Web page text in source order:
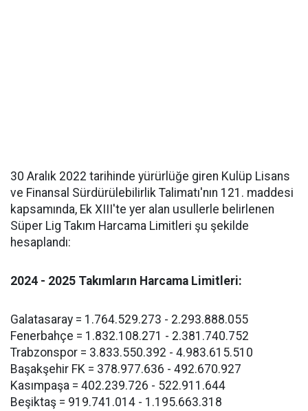
30 Aralık 2022 tarihinde yürürlüğe giren Kulüp Lisans
ve Finansal Sürdürülebilirlik Talimatı'nın 121. maddesi
kapsamında, Ek XIII'te yer alan usullerle belirlenen
Süper Lig Takım Harcama Limitleri şu şekilde
hesaplandı:
2024 - 2025 Takımların Harcama Limitleri:
Galatasaray = 1.764.529.273 - 2.293.888.055
Fenerbahçe = 1.832.108.271 - 2.381.740.752
Trabzonspor = 3.833.550.392 - 4.983.615.510
Başakşehir FK = 378.977.636 - 492.670.927
Kasımpaşa = 402.239.726 - 522.911.644
Beşiktaş = 919.741.014 - 1.195.663.318